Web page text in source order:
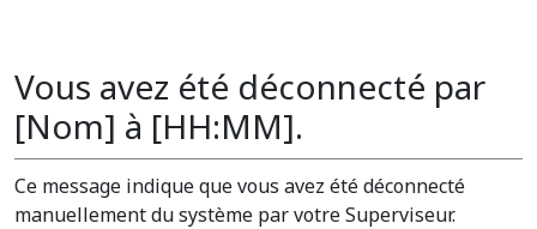
Vous avez été déconnecté par
[Nom] à [HH:MM].
Ce message indique que vous avez été déconnecté
manuellement du système par votre Superviseur.